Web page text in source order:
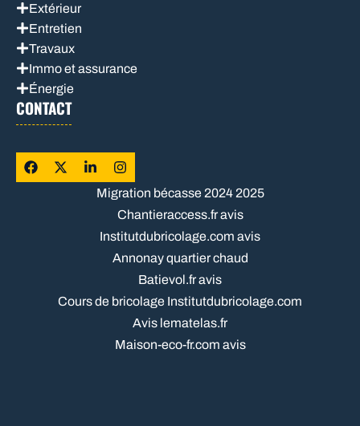
Extérieur
Entretien
Travaux
Immo et assurance
Énergie
CONTACT
Migration bécasse 2024 2025
Chantieraccess.fr avis
Institutdubricolage.com avis
Annonay quartier chaud
Batievol.fr avis
Cours de bricolage Institutdubricolage.com
Avis lematelas.fr
Maison-eco-fr.com avis